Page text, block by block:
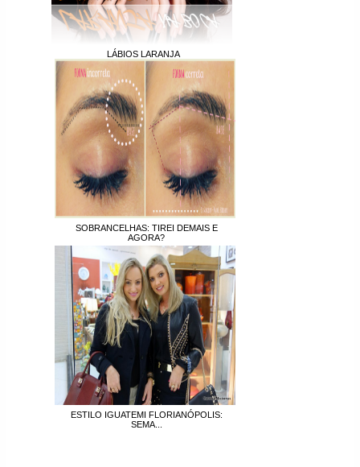
LÁBIOS LARANJA
SOBRANCELHAS: TIREI DEMAIS E
AGORA?
ESTILO IGUATEMI FLORIANÓPOLIS:
SEMA...